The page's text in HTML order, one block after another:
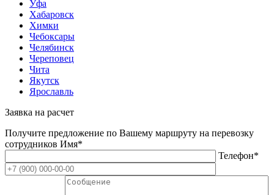
Уфа
Хабаровск
Химки
Чебоксары
Челябинск
Череповец
Чита
Якутск
Ярославль
Заявка на расчет
Получите предложение по Вашему маршруту на перевозку
сотрудников Имя*
Телефон*